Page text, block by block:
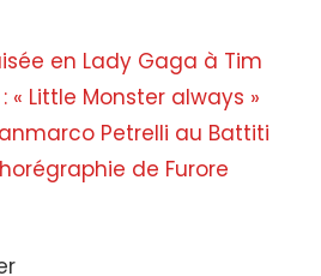
en Lady Gaga à Tim
« Little Monster always »
Petrelli au Battiti
de Furore